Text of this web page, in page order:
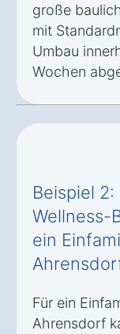
große
mit
Umbau
Wochen
Beispiel
Wellness-
ein
Für ein
Ahrensdorf